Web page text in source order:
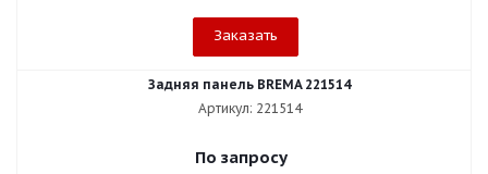
Заказать
Задняя панель BREMA 221514
Артикул: 221514
По запросу